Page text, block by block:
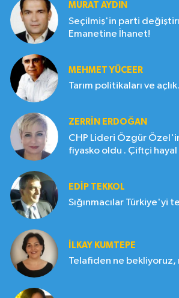
MURAT AYDIN
Seçilmiş'in parti
Emanetine İhanet!
MEHMET YÜCEER
Tarım politikaları ve açlık.
ZERRIN ERDOĞAN
CHP Lideri Özgür
fiyasko oldu . Çiftçi hayal
EDIP TEKKOL
Sığınmacılar Türkiye'yi
İLKAY KUMTEPE
Telafiden ne bekliyoruz,